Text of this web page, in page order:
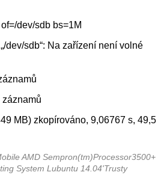
dev/sdb bs=1M
dev/sdb“: Na zařízení není volné
MB) zkopírováno, 9,06767 s, 49,5
AMD Sempron(tm)Processor3500+
System Lubuntu 14.04'Trusty